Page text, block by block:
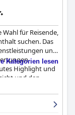
Wahl für Reisende,
suchen. Das
und
Highlight und
und den
mit der
hatten,
bietet
Kategorien lesen